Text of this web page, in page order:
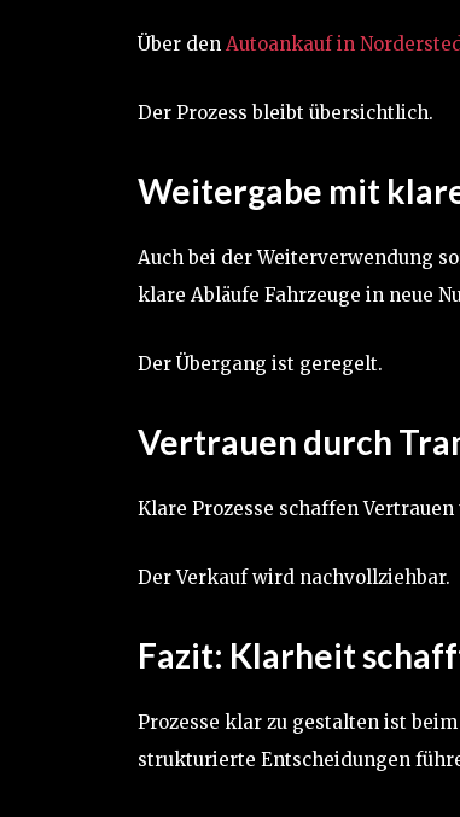
Über den Autoankauf in
Der Prozess bleibt übersichtlich.
Weitergabe mit
Auch bei der Weiterverwendung
klare Abläufe Fahrzeuge in neue
Der Übergang ist geregelt.
Vertrauen durch
Klare Prozesse schaffen
Der Verkauf wird nachvollziehbar.
Fazit: Klarheit
Prozesse klar zu gestalten ist
strukturierte Entscheidungen